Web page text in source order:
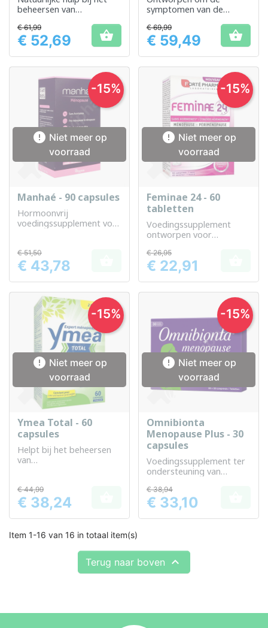
beheersen van
en het ondersteunen van
het silhouet
Prijs
€ 61,99
€ 52,69 
symptomen van de
wijze te verlichten
Prijs
€ 69,99
€ 59,49 
 Niet meer op
voorraad
Manhaé - 90 capsules
Hormoonvrij
voedingssupplement voor
Prijs
€ 51,50
€ 43,78
-15%
 Niet meer op
voorraad
Feminae 24 - 60
tabletten
Voedingssupplement
ontworpen voor
Prijs
€ 26,95
€ 22,91
-15%
 Niet meer op
voorraad
Ymea Total - 60
capsules
Helpt bij het beheersen
van
Prijs
€ 44,99
€ 38,24
-15%
 Niet meer op
voorraad
Omnibionta
Menopause Plus - 30
capsules
Voedingssupplement ter
ondersteuning van
menopauze
Prijs
€ 38,94
€ 33,10
-15%
Item 1-16 van 16 in totaal item(s)
Terug naar boven 